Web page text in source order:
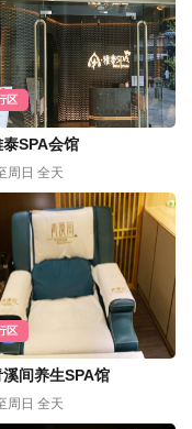
区
泰SPA会馆
周日 全天
区
溪间养生SPA馆
周日 全天